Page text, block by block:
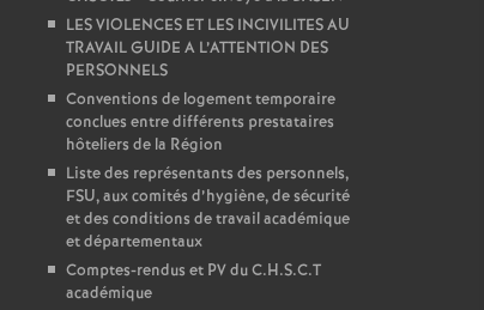
LES VIOLENCES ET LES INCIVILITES AU
TRAVAIL GUIDE A L’ATTENTION DES
PERSONNELS
Conventions de logement temporaire
conclues entre différents prestataires
hôteliers de la Région
Liste des représentants des personnels,
FSU, aux comités d’hygiène, de sécurité
et des conditions de travail académique
et départementaux
Comptes-rendus et PV du C.H.S.C.T
académique